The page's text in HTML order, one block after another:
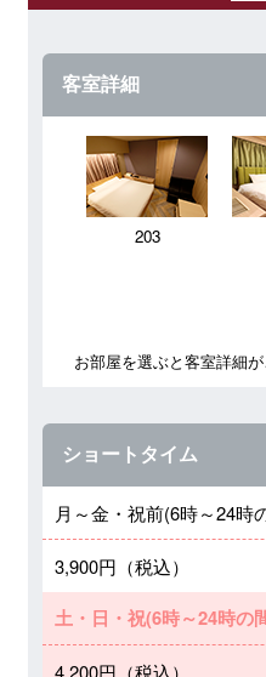
客室詳細
203
お部屋を選ぶと客室詳細が
ショートタイム
月～金・祝前(6時～24時
3,900円（税込）
土・日・祝(6時～24時の
4,200円（税込）